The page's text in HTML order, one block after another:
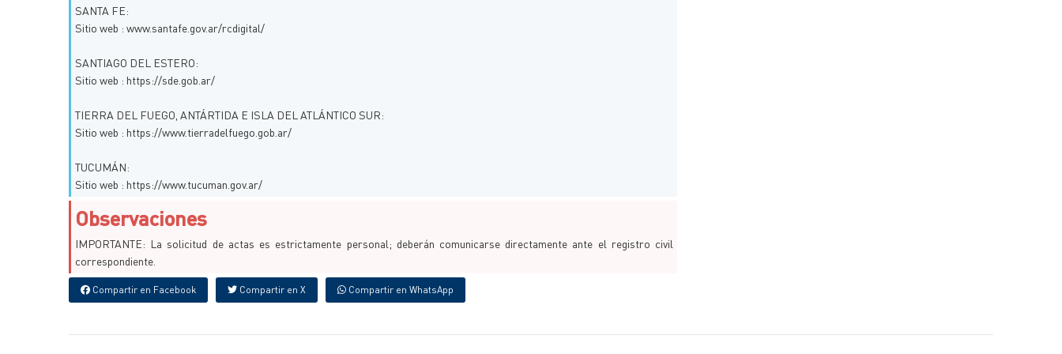
SANTA FE:
Sitio web : www.santafe.gov.ar/rcdigital/
SANTIAGO DEL ESTERO:
Sitio web : https://sde.gob.ar/
TIERRA DEL FUEGO, ANTÁRTIDA E ISLA DEL ATLÁNTICO SUR:
Sitio web : https://www.tierradelfuego.gob.ar/
TUCUMÁN:
Sitio web : https://www.tucuman.gov.ar/
Observaciones
IMPORTANTE: La solicitud de actas es estrictamente personal; deberán comunicarse directamente ante el registro civil
correspondiente.
Compartir en Facebook Compartir en X Compartir en WhatsApp